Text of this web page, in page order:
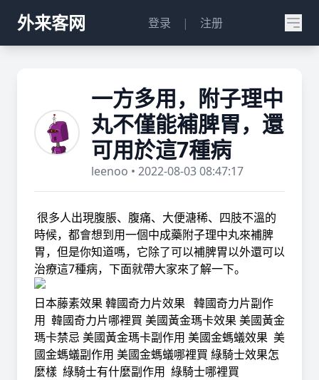
外来客网 登录 | 注册
一方多用，附子理中
丸不僅能補脾胃，還
可用於這7種病
leenoo • 2022-08-03 08:47:17
很多人出現腹脹、腹痛、大便溏稀、四肢不溫的
時候，都會想到用一個中成藥附子理中丸來補脾
胃，但是你知道嗎，它除了可以補脾胃以外還可以
治療這7種病，下面就帶大家來了解一下。
日本藤素效果 韓國奇力片效果 韓國奇力片副作
用 韓國奇力片哪裡買 美國黃金瑪卡效果 美國黃金
瑪卡禁忌 美國黃金瑪卡副作用 美國金螞蟻效果 美
國金螞蟻副作用 美國金螞蟻哪裡買 綠騎士效果怎
麼樣 綠騎士有什麼副作用 綠騎士哪裡買